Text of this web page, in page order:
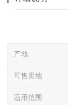
产地
可售卖地
适用范围